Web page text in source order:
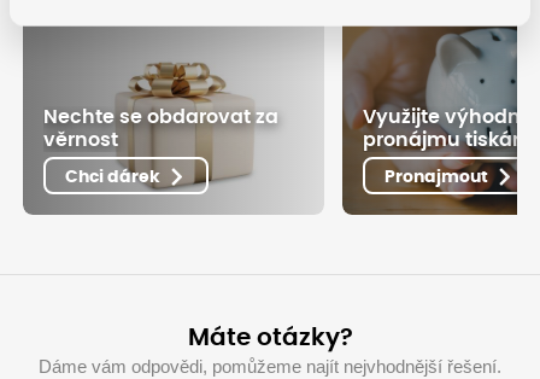
Nechte se obdarovat za
věrnost
Chci dárek
Využijte
pronájmu
Pronajmout
Máte otázky?
Dáme vám odpovědi, pomůžeme najít nejvhodnější řešení.